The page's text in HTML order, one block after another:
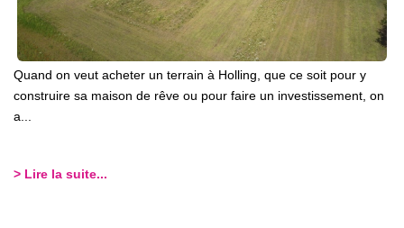
Quand on veut acheter un terrain à Holling, que ce soit pour y
construire sa maison de rêve ou pour faire un investissement, on
a...
> Lire la suite...